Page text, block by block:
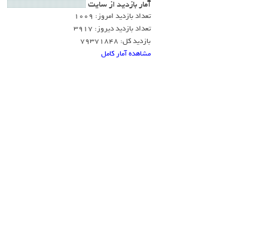
آمار بازديد از سايت
تعداد بازدید امروز: 1009
تعداد بازدید دیروز: 3917
بازدید کل: 79371848
مشاهده آمار کامل